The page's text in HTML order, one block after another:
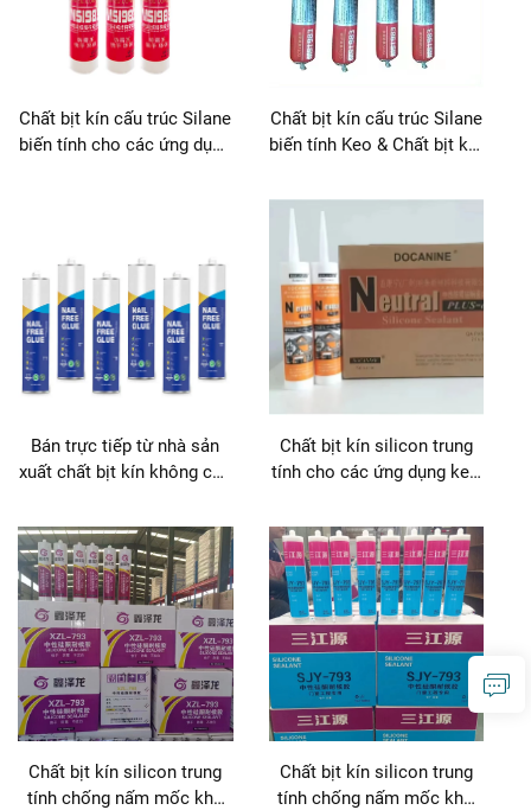
Chất bịt kín cấu trúc Silane
biến tính cho các ứng dụng
Chất bịt kín cấu trúc Silane
biến tính Keo & Chất bịt kín
Bán trực tiếp từ nhà sản
xuất chất bịt kín không cần
Chất bịt kín silicon trung
tính cho các ứng dụng keo
Chất bịt kín silicon trung
tính chống nấm mốc khô
Chất bịt kín silicon trung
tính chống nấm mốc khô